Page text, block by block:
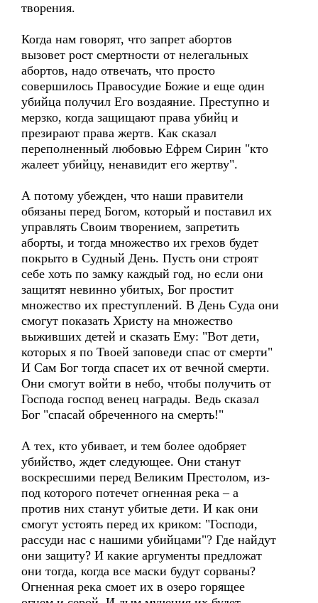
творения.
Когда нам говорят, что запрет абортов
вызовет рост смертности от нелегальных
абортов, надо отвечать, что просто
совершилось Правосудие Божие и еще один
убийца получил Его воздаяние. Преступно и
мерзко, когда защищают права убийц и
презирают права жертв. Как сказал
переполненный любовью Ефрем Сирин "кто
жалеет убийцу, ненавидит его жертву".
А потому убежден, что наши правители
обязаны перед Богом, который и поставил их
управлять Своим творением, запретить
аборты, и тогда множество их грехов будет
покрыто в Судный День. Пусть они строят
себе хоть по замку каждый год, но если они
защитят невинно убитых, Бог простит
множество их преступлений. В День Суда они
смогут показать Христу на множество
выживших детей и сказать Ему: "Вот дети,
которых я по Твоей заповеди спас от смерти"
И Сам Бог тогда спасет их от вечной смерти.
Они смогут войти в небо, чтобы получить от
Господа господ венец награды. Ведь сказал
Бог "спасай обреченного на смерть!"
А тех, кто убивает, и тем более одобряет
убийство, ждет следующее. Они станут
воскресшими перед Великим Престолом, из-
под которого потечет огненная река – а
против них станут убитые дети. И как они
смогут устоять перед их криком: "Господи,
рассуди нас с нашими убийцами"? Где найдут
они защиту? И какие аргументы предложат
они тогда, когда все маски будут сорваны?
Огненная река смоет их в озеро горящее